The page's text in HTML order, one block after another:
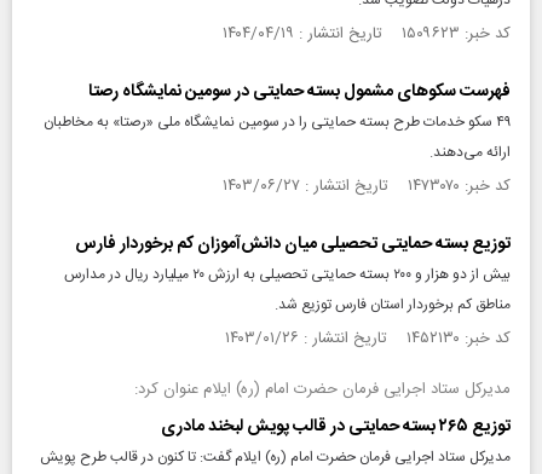
کد خبر: ۱۵۰۹۶۲۳ تاریخ انتشار : ۱۴۰۴/۰۴/۱۹
فهرست سکوهای مشمول بسته حمایتی در سومین نمایشگاه رصتا
۴۹ سکو خدمات طرح بسته حمایتی را در سومین نمایشگاه ملی «رصتا» به مخاطبان
ارائه می‌دهند.
کد خبر: ۱۴۷۳۰۷۰ تاریخ انتشار : ۱۴۰۳/۰۶/۲۷
توزیع بسته حمایتی تحصیلی میان دانش‌آموزان کم برخوردار فارس
بیش از دو هزار و ۲۰۰ بسته حمایتی تحصیلی به ارزش ۲۰ میلیارد ریال در مدارس
مناطق کم برخوردار استان فارس توزیع شد.
کد خبر: ۱۴۵۲۱۳۰ تاریخ انتشار : ۱۴۰۳/۰۱/۲۶
مدیرکل ستاد اجرایی فرمان حضرت امام (ره) ایلام عنوان کرد:
توزیع ۲۶۵ بسته حمایتی در قالب پویش لبخند مادری
مدیرکل ستاد اجرایی فرمان حضرت امام (ره) ایلام گفت: تا کنون در قالب طرح پویش